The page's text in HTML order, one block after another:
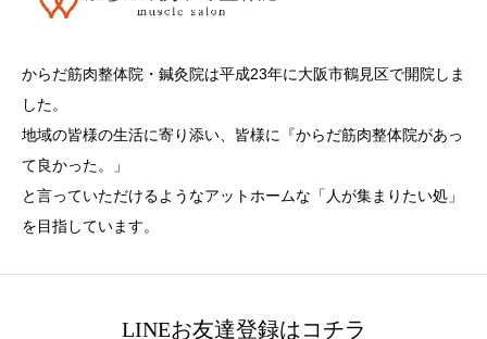
からだ筋肉整体院・鍼灸院は平成23年に大阪市鶴見区で開院しま
した。
地域の皆様の生活に寄り添い、皆様に『からだ筋肉整体院があっ
て良かった。」
と言っていただけるようなアットホームな「人が集まりたい処」
を目指しています。
LINEお友達登録はコチラ